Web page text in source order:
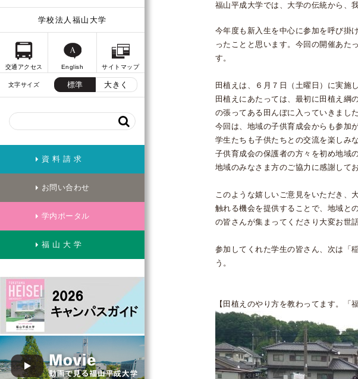
学校法人福山大学
交通アクセス English サイトマップ
文字サイズ 標準 大きく
資 料 請 求
お問い合わせ
学内ポータル
福 山 大 学
福山平成大学では、大学の伝統から、
今年度も新入生を中心に参加を呼び掛
ったことと思います。今回の開催あた
す。
田植えは、６月７日（土曜日）に実施
田植えにあたっては、最初に田植え綱
の張ってある田んぼに入っていきました
今回は、地域の子供育成会からも参加
学生たちも子供たちとの交流を楽しみ
子供育成会の保護者の方々を初め地域
地域のみなさま方のご協力に感謝してお
このような嬉しいご意見をいただき、
触れる機会を提供することで、地域と
の皆さんが集まってくださり大変お世
参加してくれた学生の皆さん、次は「
う。
【田植えのやり方を教わってます。「